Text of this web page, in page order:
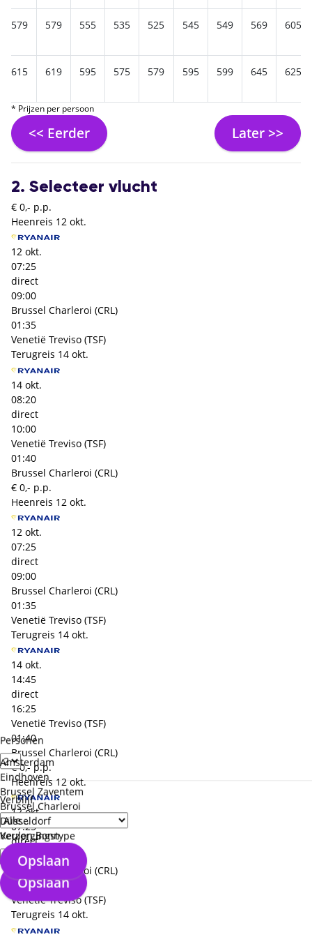
Personen
Verblijf
Verzorgingstype
Opslaan
Amsterdam
Eindhoven
Brussel Zaventem
Brussel Charleroi
Düsseldorf
Keulen Bonn
Opslaan
579 579 555 535 525 545 549 569 605
615 619 595 575 579 595 599 645 625
* Prijzen per persoon
<< Eerder Later >>
2. Selecteer vlucht
€ 0,- p.p.
Heenreis 12 okt.
12 okt.
07:25
direct
09:00
Brussel Charleroi (CRL)
01:35
Venetië Treviso (TSF)
Terugreis 14 okt.
14 okt.
08:20
direct
10:00
Venetië Treviso (TSF)
01:40
Brussel Charleroi (CRL)
€ 0,- p.p.
Heenreis 12 okt.
12 okt.
07:25
direct
09:00
Brussel Charleroi (CRL)
01:35
Venetië Treviso (TSF)
Terugreis 14 okt.
14 okt.
14:45
direct
16:25
Venetië Treviso (TSF)
01:40
Brussel Charleroi (CRL)
€ 0,- p.p.
Heenreis 12 okt.
12 okt.
07:25
direct
09:00
Brussel Charleroi (CRL)
01:35
Venetië Treviso (TSF)
Terugreis 14 okt.